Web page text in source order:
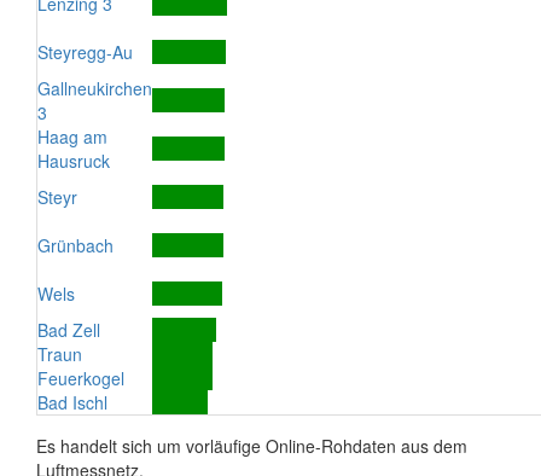
Steyregg-Au
Gallneukirchen
3
Haag am
Hausruck
Steyr
Grünbach
Wels
Bad Zell
Traun
Feuerkogel
Bad Ischl
Es handelt sich um vorläufige Online-Rohdaten aus dem
Luftmessnetz.